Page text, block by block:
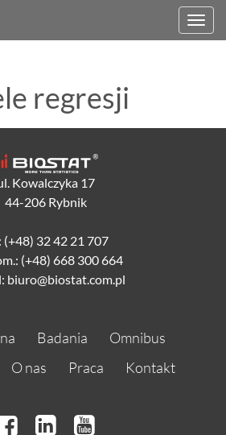
regresji
Kowalczyka 17
44-206 Rybnik
(+48) 32 42 21 707
(+48) 668 300 664
biuro@biostat.com.pl
Badania
Omnibus
O nas Praca Kontakt